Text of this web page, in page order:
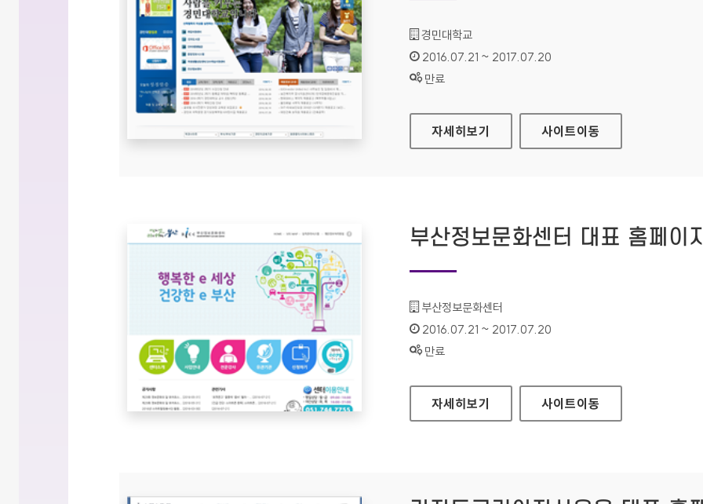
기관명 :
경민대학교
인증기간 :
2016.07.21 ~ 2017.07.20
상태 :
만료
경민대학교 대표 홈페이지
자세히보기 사이트이동
부산정보문화센터 대표 홈페이
기관명 :
부산정보문화센터
인증기간 :
2016.07.21 ~ 2017.07.20
상태 :
만료
부산정보문화센터 대표 홈페이지
자세히보기 사이트이동